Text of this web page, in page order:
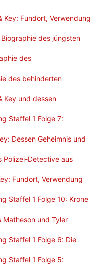
Key: Fundort, Verwendung
des jüngsten
des
des behinderten
Key und dessen
Staffel 1 Folge 7:
Dessen Geheimnis und
Polizei-Detective aus
Fundort, Verwendung
Staffel 1 Folge 10: Krone
Matheson und Tyler
Staffel 1 Folge 6: Die
Staffel 1 Folge 5: